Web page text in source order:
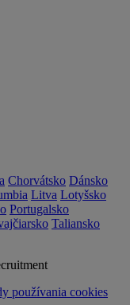
Chorvátsko Dánsko
Litva Lotyšsko
Portugalsko
Taliansko
používania cookies